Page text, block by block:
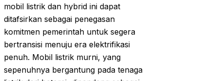
mobil listrik dan hybrid ini dapat
ditafsirkan sebagai penegasan
komitmen pemerintah untuk segera
bertransisi menuju era elektrifikasi
penuh. Mobil listrik murni, yang
sepenuhnya bergantung pada tenaga